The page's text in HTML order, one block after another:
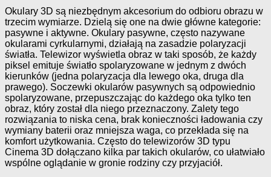
Okulary 3D są niezbędnym akcesorium do odbioru obrazu w
trzecim wymiarze. Dzielą się one na dwie główne kategorie:
pasywne i aktywne. Okulary pasywne, często nazywane
okularami cyrkularnymi, działają na zasadzie polaryzacji
światła. Telewizor wyświetla obraz w taki sposób, że każdy
piksel emituje światło spolaryzowane w jednym z dwóch
kierunków (jedna polaryzacja dla lewego oka, druga dla
prawego). Soczewki okularów pasywnych są odpowiednio
spolaryzowane, przepuszczając do każdego oka tylko ten
obraz, który został dla niego przeznaczony. Zalety tego
rozwiązania to niska cena, brak konieczności ładowania czy
wymiany baterii oraz mniejsza waga, co przekłada się na
komfort użytkowania. Często do telewizorów 3D typu
Cinema 3D dołączano kilka par takich okularów, co ułatwiało
wspólne oglądanie w gronie rodziny czy przyjaciół.